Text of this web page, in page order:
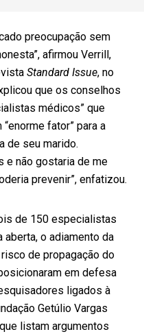
preocupação sem
afirmou Verrill,
Standard Issue, no
que os conselhos
médicos” que
fator” para a
de seu marido.
e não gostaria de me
prevenir”, enfatizou.
de 150 especialistas
o adiamento da
de propagação do
em defesa
ligados à
Getúlio Vargas
listam argumentos